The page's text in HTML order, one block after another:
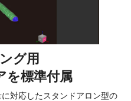
グ用
を標準付属
対応したスタンドアロン型の